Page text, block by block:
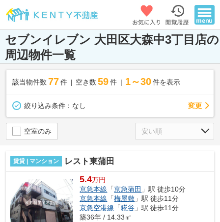
セブンイレブン 大田区大森中3丁目店の
周辺物件一覧
該当物件数 77件 空き数 59 件 1～30 件を表示
絞り込み条件： なし 変更
空室のみ
賃貸 | マンション レスト東蒲田
5.4万円
京急本線 「京急蒲田 」駅 徒歩10分
京急本線 「梅屋敷 」駅 徒歩11分
京急空港線 「糀谷 」駅 徒歩11分
築36年 / 14.33㎡